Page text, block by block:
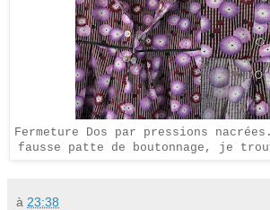
Fermeture Dos par pressions nacrées.
fausse patte de boutonnage, je
à 23:38